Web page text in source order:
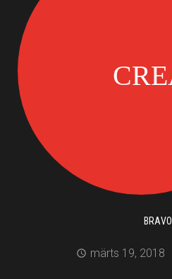
BRAVO
märts 19, 2018